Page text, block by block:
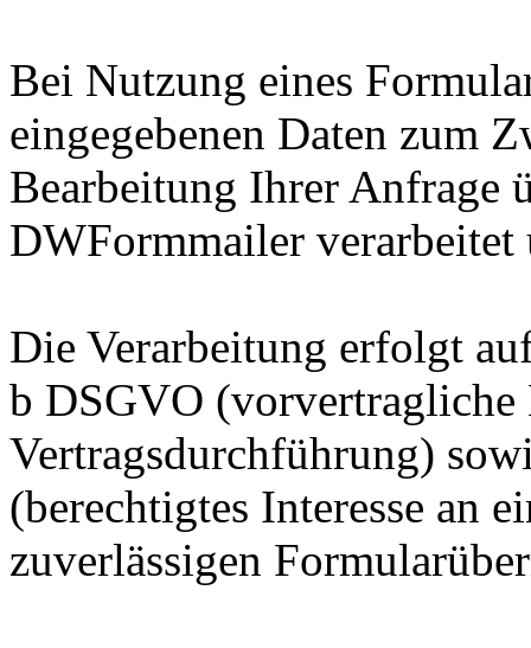
Bei Nutzung eines
eingegebenen Daten zum
Bearbeitung Ihrer Anfrage
DWFormmailer verarbeitet
Die Verarbeitung erfolgt
b DSGVO (vorvertragliche
Vertragsdurchführung)
(berechtigtes Interesse an
zuverlässigen